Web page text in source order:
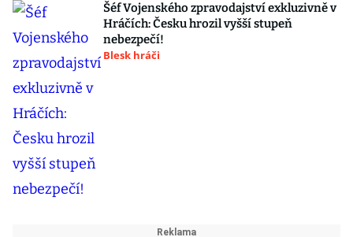
Šéf Vojenského zpravodajství exkluzivně v
Hráčích: Česku hrozil vyšší stupeň
nebezpečí!
Blesk hráči